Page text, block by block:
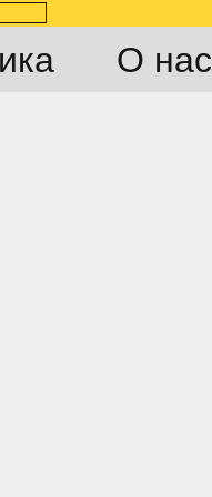
О нас